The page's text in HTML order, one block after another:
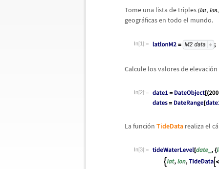
Tome una lista de triples
geográficas en todo el mundo.
In[1]:=
Calcule los valores de elevació
In[2]:=
La función TideData realiza el cá
In[3]:=